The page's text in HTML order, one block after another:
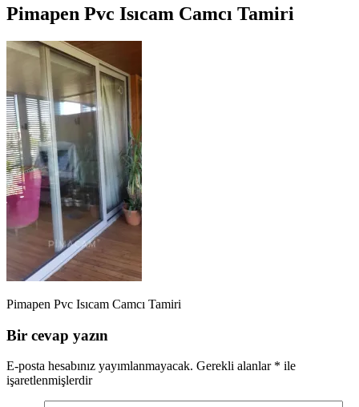
Pimapen Pvc Isıcam Camcı Tamiri
Pimapen Pvc Isıcam Camcı Tamiri
Bir cevap yazın
E-posta hesabınız yayımlanmayacak. Gerekli alanlar * ile
işaretlenmişlerdir